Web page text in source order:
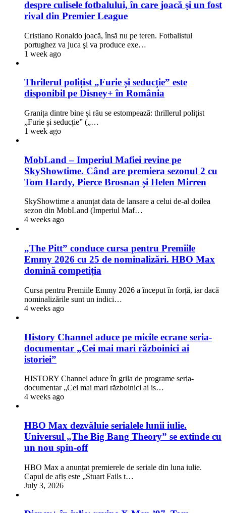
despre culisele fotbalului, în care joacă şi un fost
rival din Premier League
Cristiano Ronaldo joacă, însă nu pe teren. Fotbalistul
portughez va juca şi va produce exe…
1 week ago
Thrilerul polițist „Furie și seducție” este
disponibil pe Disney+ în România
Granița dintre bine și rău se estompează: thrillerul polițist
„Furie și seducție” („…
1 week ago
MobLand – Imperiul Mafiei revine pe
SkyShowtime. Când are premiera sezonul 2 cu
Tom Hardy, Pierce Brosnan și Helen Mirren
SkyShowtime a anunțat data de lansare a celui de-al doilea
sezon din MobLand (Imperiul Maf…
4 weeks ago
„The Pitt” conduce cursa pentru Premiile
Emmy 2026 cu 25 de nominalizări. HBO Max
domină competiția
Cursa pentru Premiile Emmy 2026 a început în forță, iar dacă
nominalizările sunt un indici…
4 weeks ago
History Channel aduce pe micile ecrane seria-
documentar „Cei mai mari războinici ai
istoriei”
HISTORY Channel aduce în grila de programe seria-
documentar „Cei mai mari războinici ai is…
4 weeks ago
HBO Max dezvăluie serialele lunii iulie.
Universul „The Big Bang Theory” se extinde cu
un nou spin-off
HBO Max a anunțat premierele de seriale din luna iulie.
Capul de afiș este „Stuart Fails t…
July 3, 2026